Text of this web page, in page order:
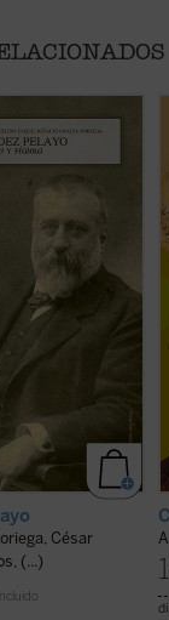
con su obra y su
a su pueblo y lo
de haber tenido
semejante
está el español
ni es de esperar
a la hora de
hay que
y las ...
César
(...)